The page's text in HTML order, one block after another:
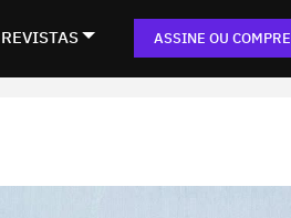
ASSINE OU COMPRE